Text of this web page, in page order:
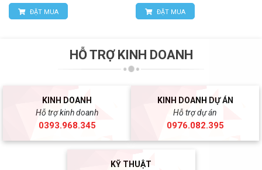
ĐẶT MUA ĐẶT MUA
HỖ TRỢ KINH DOANH
KINH DOANH
Hỗ trợ kinh doanh
0393.968.345
KINH DOANH DỰ ÁN
Hỗ trợ dự án
0976.082.395
KỸ THUẬT